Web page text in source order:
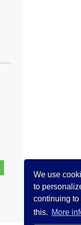
We use
to
continuing
this. More